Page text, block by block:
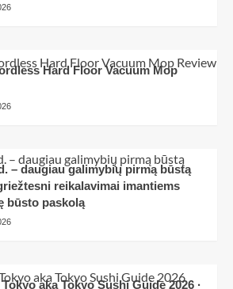
Hard Floor Vacuum Mop
– daugiau galimybių pirmą būstą
reikalavimai imantiems
būsto paskolą
aka Tokyo Sushi Guide 2026 ·